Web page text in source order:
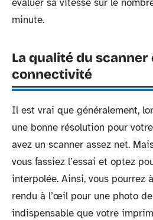
minute.
La qualité du scanner
connectivité
Il est vrai que généralement,
une bonne résolution pour
avez un scanner assez net.
vous fassiez l’essai et optez
interpolée. Ainsi, vous pourrez
rendu à l’œil pour une photo
indispensable que votre